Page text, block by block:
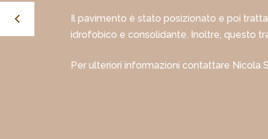
Il pavimento è stato posizionato e poi
idrofobico e consolidante. Inoltre, questo
Per ulteriori informazioni contattare Nicola